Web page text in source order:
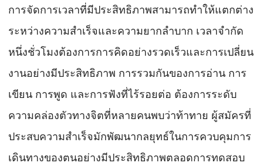
การจัดการเวลาที่มีประสิทธิภาพสามารถทำให้แตกต่าง
ระหว่างความสำเร็จและความยากลำบาก เวลาจำกัด
หนึ่งชั่วโมงต้องการการคิดอย่างรวดเร็วและการเปลี่ยน
งานอย่างมีประสิทธิภาพ การรวมกันของการอ่าน การ
เขียน การพูด และการฟังที่ไร้รอยต่อ ต้องการระดับ
ความคล่องตัวทางจิตที่หลายคนพบว่าท้าทาย ผู้สมัครที่
ประสบความสำเร็จมักพัฒนากลยุทธ์ในการควบคุมการ
เดินทางของตนอย่างมีประสิทธิภาพตลอดการทดสอบ